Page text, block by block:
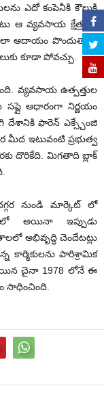
ఎదో కంపెనీకి కౌలుకి
ఆ వ్యవసాయ క్షేత్రంలో
ఆదాయం పొందుతాడు
కూడా పోవచ్చు.
వ్యవసాయ ఉత్పత్తుల
ఆధారంగా నిర్ణయం
దేశానికి ఫారెన్ ఎక్స్చేంజి
ఇటువంటి ప్రభుత్వ
దొరికేది. మిగతాది బ్లాక్
నుండి మార్కెట్ లో
అయినా ఇప్పుడు
అభివృద్ధి చెందేటట్లు
కార్మికులను పారిశ్రామిక
చైనా 1978 లోనే ఈ
సాధించింది.